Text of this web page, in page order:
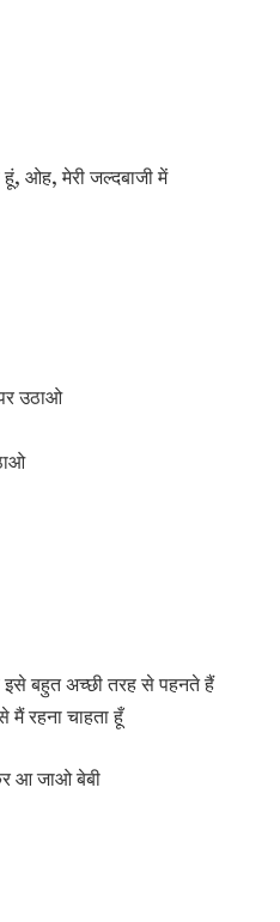
हूं, ओह, मेरी जल्दबाजी में
उठाओ
बहुत अच्छी तरह से पहनते हैं
रहना चाहता हूँ
आ जाओ बेबी